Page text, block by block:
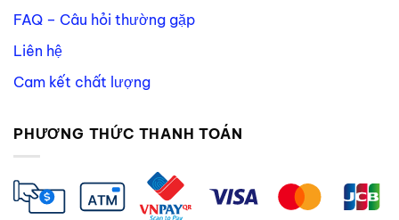
FAQ – Câu hỏi thường gặp
Liên hệ
Cam kết chất lượng
PHƯƠNG THỨC THANH TOÁN